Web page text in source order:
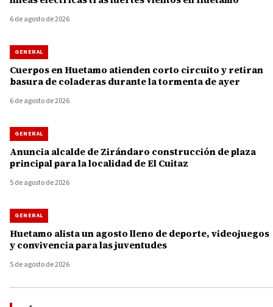
6 de agosto de 2026
GENERAL
Cuerpos en Huetamo atienden corto circuito y retiran
basura de coladeras durante la tormenta de ayer
6 de agosto de 2026
GENERAL
Anuncia alcalde de Zirándaro construcción de plaza
principal para la localidad de El Cuitaz
5 de agosto de 2026
GENERAL
Huetamo alista un agosto lleno de deporte, videojuegos
y convivencia para las juventudes
5 de agosto de 2026